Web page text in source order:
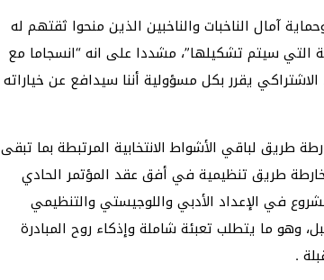
آمال الناخبات والناخبين الذين منحوا ثقتهم له
سيتم تشكيلها”، مشددا على انه “انسجاما مع
يقرر بكل مسؤولية أننا سيدافع عن خياراته
طريق لباقي الأشواط الانتخابية المرتبطة بما تبقى
طريق تنظيمية في أفق عقد المؤتمر الحادي
في الإعداد الأدبي واللوجيستي والتنظيمي
وهو ما يتطلب تعبئة شاملة وإذكاء روح المبادرة
.